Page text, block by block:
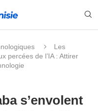
Les
percées de l’IA : Attirer
s’envolent